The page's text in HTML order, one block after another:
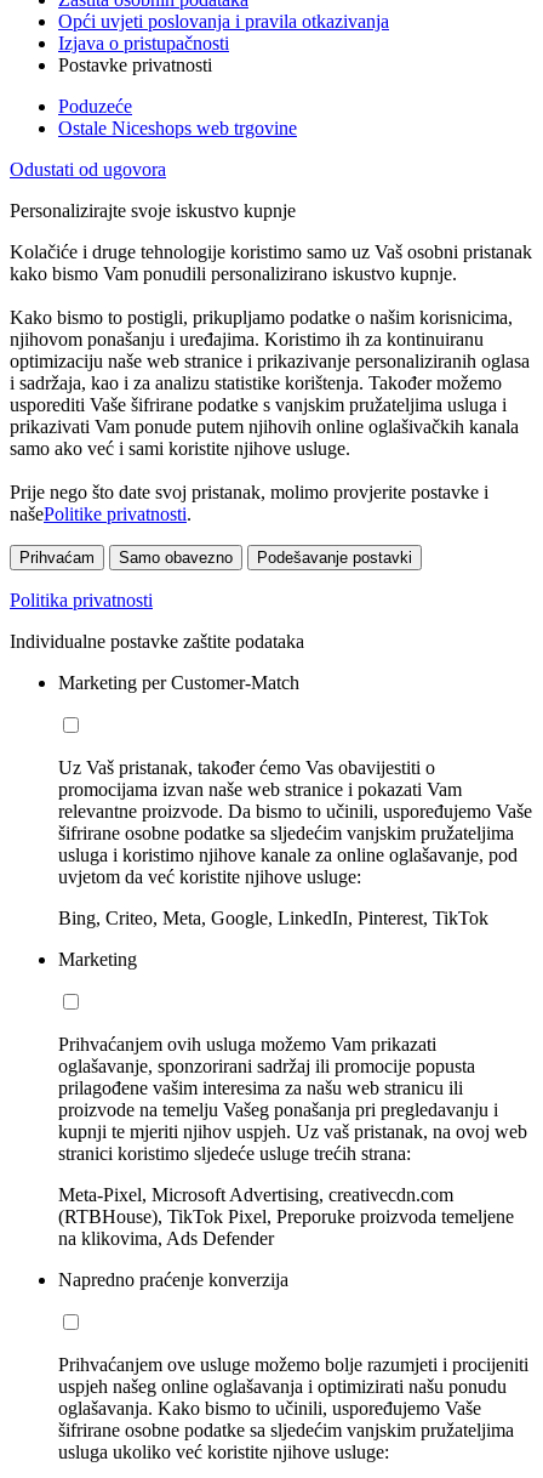
Opći uvjeti poslovanja i pravila otkazivanja
Izjava o pristupačnosti
Postavke privatnosti
Poduzeće
Ostale Niceshops web trgovine
Odustati od ugovora
Personalizirajte svoje iskustvo kupnje
Kolačiće i druge tehnologije koristimo samo uz Vaš osobni pristanak
kako bismo Vam ponudili personalizirano iskustvo kupnje.
Kako bismo to postigli, prikupljamo podatke o našim korisnicima,
njihovom ponašanju i uređajima. Koristimo ih za kontinuiranu
optimizaciju naše web stranice i prikazivanje personaliziranih oglasa
i sadržaja, kao i za analizu statistike korištenja. Također možemo
usporediti Vaše šifrirane podatke s vanjskim pružateljima usluga i
prikazivati Vam ponude putem njihovih online oglašivačkih kanala
samo ako već i sami koristite njihove usluge.
Prije nego što date svoj pristanak, molimo provjerite postavke i
našePolitike privatnosti.
Prihvaćam Samo obavezno Podešavanje postavki
Politika privatnosti
Individualne postavke zaštite podataka
Marketing per Customer-Match
Uz Vaš pristanak, također ćemo Vas obavijestiti o
promocijama izvan naše web stranice i pokazati Vam
relevantne proizvode. Da bismo to učinili, uspoređujemo Vaše
šifrirane osobne podatke sa sljedećim vanjskim pružateljima
usluga i koristimo njihove kanale za online oglašavanje, pod
uvjetom da već koristite njihove usluge:
Bing, Criteo, Meta, Google, LinkedIn, Pinterest, TikTok
Marketing
Prihvaćanjem ovih usluga možemo Vam prikazati
oglašavanje, sponzorirani sadržaj ili promocije popusta
prilagođene vašim interesima za našu web stranicu ili
proizvode na temelju Vašeg ponašanja pri pregledavanju i
kupnji te mjeriti njihov uspjeh. Uz vaš pristanak, na ovoj web
stranici koristimo sljedeće usluge trećih strana:
Meta-Pixel, Microsoft Advertising, creativecdn.com
(RTBHouse), TikTok Pixel, Preporuke proizvoda temeljene
na klikovima, Ads Defender
Napredno praćenje konverzija
Prihvaćanjem ove usluge možemo bolje razumjeti i procijeniti
uspjeh našeg online oglašavanja i optimizirati našu ponudu
oglašavanja. Kako bismo to učinili, uspoređujemo Vaše
šifrirane osobne podatke sa sljedećim vanjskim pružateljima
usluga ukoliko već koristite njihove usluge: